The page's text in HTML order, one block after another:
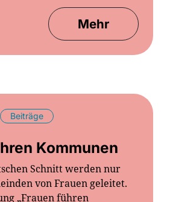
Mehr
Beiträge
Kommunen
Schnitt werden nur
von Frauen geleitet.
„Frauen führen